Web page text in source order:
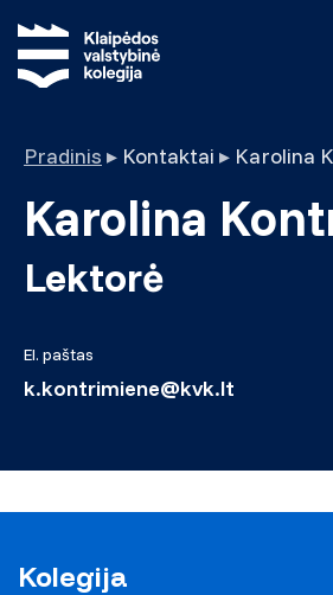
Pradinis ▸ Kontaktai ▸ Karolina
Karolina
Lektorė
El. paštas
k.kontrimiene@kvk.lt
Kolegija